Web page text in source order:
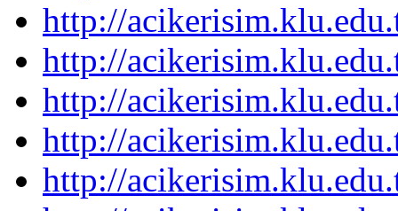
http://
http://
http://
http://
http://